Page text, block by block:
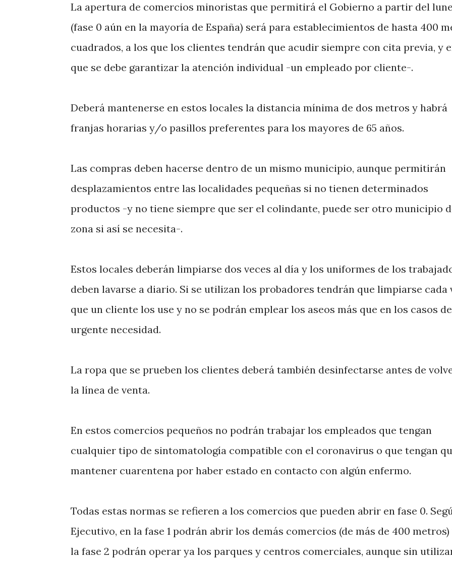
La apertura de comercios minoristas que permitirá el Gobierno a partir del
(fase 0 aún en la mayoría de España) será para establecimientos de hasta 400
cuadrados, a los que los clientes tendrán que acudir siempre con cita previa, y
que se debe garantizar la atención individual -un empleado por cliente-.
Deberá mantenerse en estos locales la distancia mínima de dos metros y habrá
franjas horarias y/o pasillos preferentes para los mayores de 65 años.
Las compras deben hacerse dentro de un mismo municipio, aunque permitirán
desplazamientos entre las localidades pequeñas si no tienen determinados
productos -y no tiene siempre que ser el colindante, puede ser otro municipio
zona si así se necesita-.
Estos locales deberán limpiarse dos veces al día y los uniformes de los
deben lavarse a diario. Si se utilizan los probadores tendrán que limpiarse cada
que un cliente los use y no se podrán emplear los aseos más que en los casos de
urgente necesidad.
La ropa que se prueben los clientes deberá también desinfectarse antes de
la línea de venta.
En estos comercios pequeños no podrán trabajar los empleados que tengan
cualquier tipo de sintomatología compatible con el coronavirus o que tengan
mantener cuarentena por haber estado en contacto con algún enfermo.
Todas estas normas se refieren a los comercios que pueden abrir en fase 0.
Ejecutivo, en la fase 1 podrán abrir los demás comercios (de más de 400 metros)
la fase 2 podrán operar ya los parques y centros comerciales, aunque sin